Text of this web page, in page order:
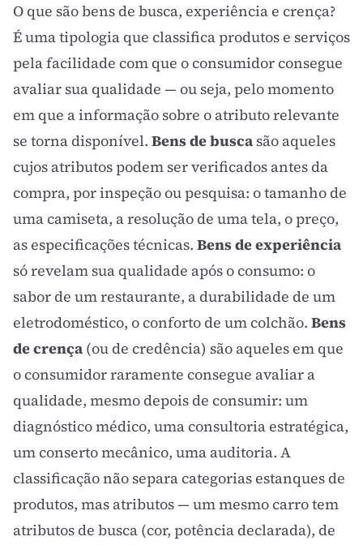
O que são bens de busca, experiência e crença?
É uma tipologia que classifica produtos e serviços
pela facilidade com que o consumidor consegue
avaliar sua qualidade — ou seja, pelo momento
em que a informação sobre o atributo relevante
se torna disponível. Bens de busca são aqueles
cujos atributos podem ser verificados antes da
compra, por inspeção ou pesquisa: o tamanho de
uma camiseta, a resolução de uma tela, o preço,
as especificações técnicas. Bens de experiência
só revelam sua qualidade após o consumo: o
sabor de um restaurante, a durabilidade de um
eletrodoméstico, o conforto de um colchão. Bens
de crença (ou de credência) são aqueles em que
o consumidor raramente consegue avaliar a
qualidade, mesmo depois de consumir: um
diagnóstico médico, uma consultoria estratégica,
um conserto mecânico, uma auditoria. A
classificação não separa categorias estanques de
produtos, mas atributos — um mesmo carro tem
atributos de busca (cor, potência declarada), de